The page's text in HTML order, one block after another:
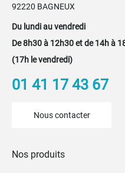
92220 BAGNEUX
Du lundi au vendredi
De 8h30 à 12h30 et de 14h à
(17h le vendredi)
01 41 17 43 67
Nous contacter
Nos produits